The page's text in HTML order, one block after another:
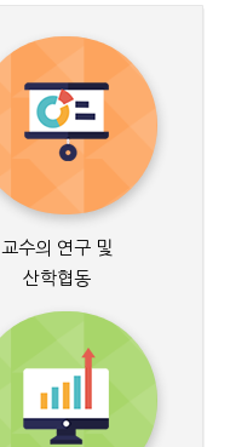
교수의 연구 및
산학협동